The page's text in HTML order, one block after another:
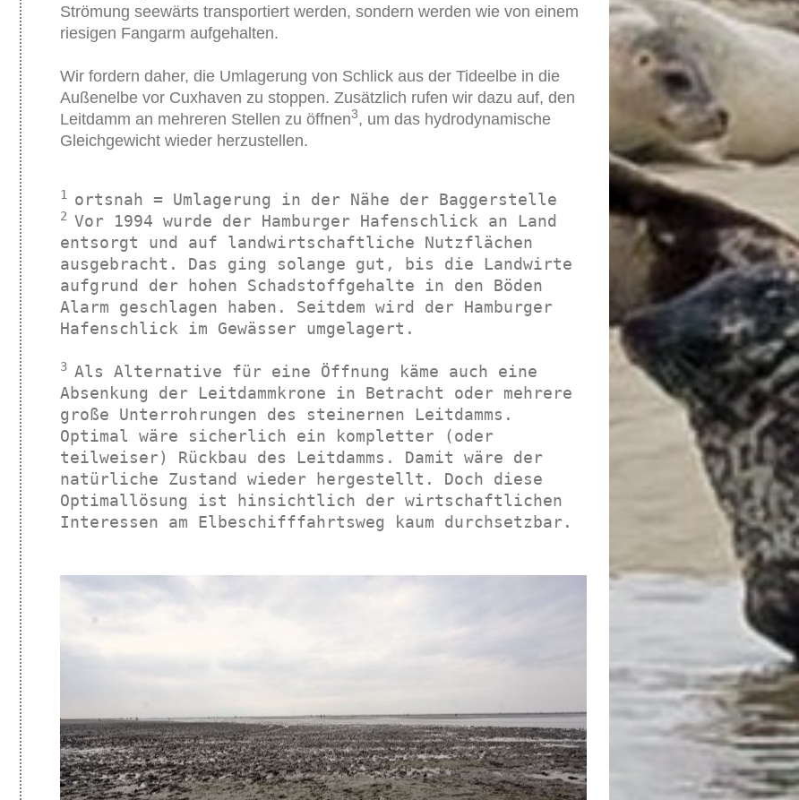
Strömung seewärts transportiert werden, sondern werden wie von einem
riesigen Fangarm aufgehalten.
Wir fordern daher, die Umlagerung von Schlick aus der Tideelbe in die
Außenelbe vor Cuxhaven zu stoppen. Zusätzlich rufen wir dazu auf, den
Leitdamm an mehreren Stellen zu öffnen3, um das hydrodynamische
Gleichgewicht wieder herzustellen.
1
2 Vor 1994 wurde der Hamburger Hafenschlick an Land
entsorgt und auf landwirtschaftliche Nutzflächen
ausgebracht. Das ging solange gut, bis die Landwirte
aufgrund der hohen Schadstoffgehalte in den Böden
Alarm geschlagen haben. Seitdem wird der Hamburger
Hafenschlick im Gewässer umgelagert.
3 Als Alternative für eine Öffnung käme auch eine
Absenkung der Leitdammkrone in Betracht oder mehrere
große Unterrohrungen des steinernen Leitdamms.
Optimal wäre sicherlich ein kompletter (oder
teilweiser) Rückbau des Leitdamms. Damit wäre der
natürliche Zustand wieder hergestellt. Doch diese
Optimallösung ist hinsichtlich der wirtschaftlichen